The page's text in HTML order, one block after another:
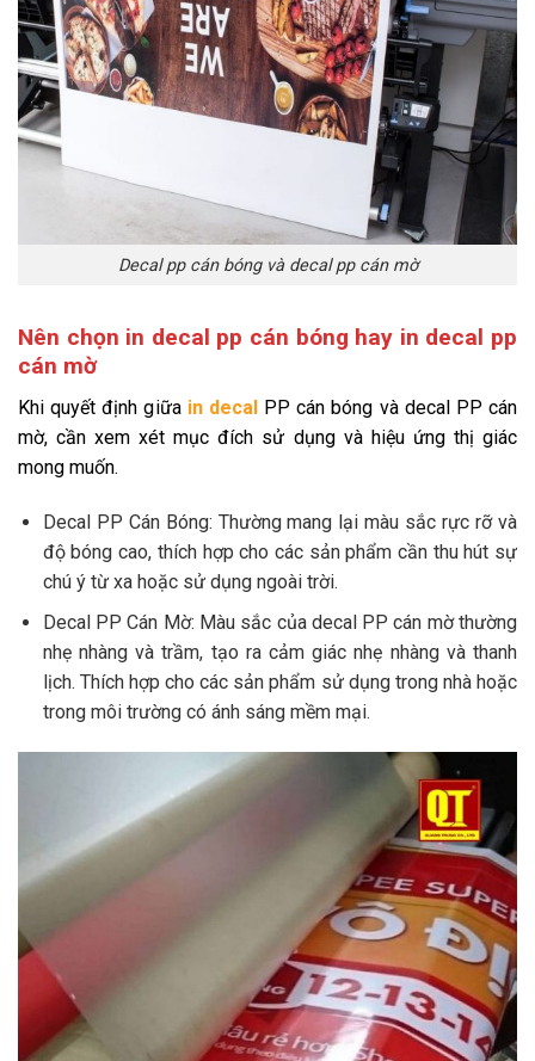
Decal pp cán bóng và decal pp cán mờ
Nên chọn in decal pp cán bóng hay in decal pp
cán mờ
Khi quyết định giữa in decalPP cán bóng và decal PP cán
mờ, cần xem xét mục đích sử dụng và hiệu ứng thị giác
mong muốn.
Decal PP Cán Bóng: Thường mang lại màu sắc rực rỡ và
độ bóng cao, thích hợp cho các sản phẩm cần thu hút sự
chú ý từ xa hoặc sử dụng ngoài trời.
Decal PP Cán Mờ: Màu sắc của decal PP cán mờ thường
nhẹ nhàng và trầm, tạo ra cảm giác nhẹ nhàng và thanh
lịch. Thích hợp cho các sản phẩm sử dụng trong nhà hoặc
trong môi trường có ánh sáng mềm mại.